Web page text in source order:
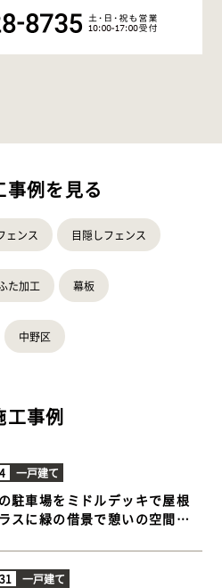
例を見る
ェンス 目隠しフェンス
た加工 幕板
中野区
工事例
一戸建て
駐車場をミドルデッキで屋根
スに緑の借景で憩いの空間が
一戸建て